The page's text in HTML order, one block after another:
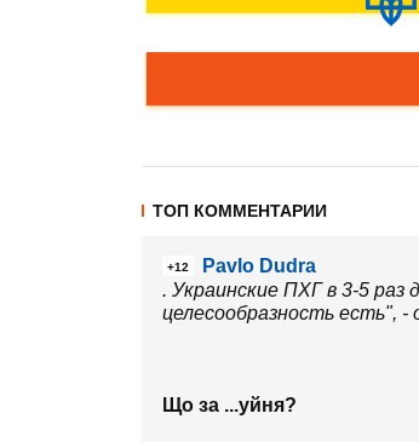
ТОП КОММЕНТАРИИ
+12
Pavlo Dudra
. Украинские ПХГ в 3-5 раз
целесообразность есть",
Що за ...уйня?